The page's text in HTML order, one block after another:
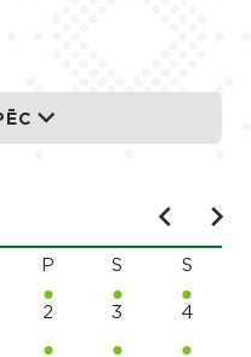
P S S
2 3 4